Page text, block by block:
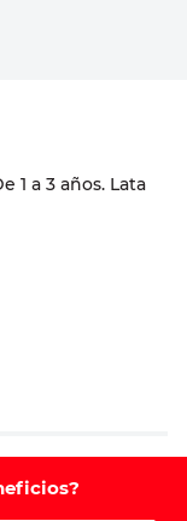
1 a 3 años. Lata